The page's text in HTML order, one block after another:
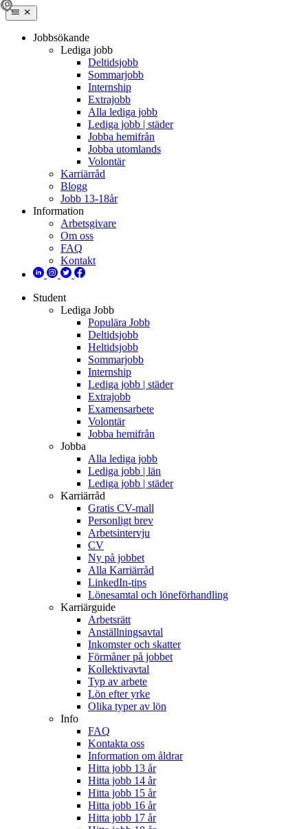
Jobbsökande
Lediga jobb
Deltidsjobb
Sommarjobb
Internship
Extrajobb
Alla lediga jobb
Lediga jobb | städer
Jobba hemifrån
Jobba utomlands
Volontär
Karriärråd
Blogg
Jobb 13-18år
Information
Arbetsgivare
Om oss
FAQ
Kontakt
Student
Lediga Jobb
Populära Jobb
Deltidsjobb
Heltidsjobb
Sommarjobb
Internship
Lediga jobb | städer
Extrajobb
Examensarbete
Volontär
Jobba hemifrån
Jobba
Alla lediga jobb
Lediga jobb | län
Lediga jobb | städer
Karriärråd
Gratis CV-mall
Personligt brev
Arbetsintervju
CV
Ny på jobbet
Alla Karriärråd
LinkedIn-tips
Lönesamtal och löneförhandling
Karriärguide
Arbetsrätt
Anställningsavtal
Inkomster och skatter
Förmåner på jobbet
Kollektivavtal
Typ av arbete
Lön efter yrke
Olika typer av lön
Info
FAQ
Kontakta oss
Information om åldrar
Hitta jobb 13 år
Hitta jobb 14 år
Hitta jobb 15 år
Hitta jobb 16 år
Hitta jobb 17 år